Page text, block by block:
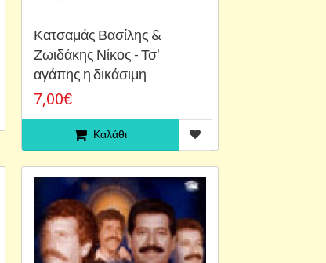
Κατσαμάς Βασίλης &
Ζωιδάκης Νίκος - Τσ'
αγάπης η δικάσιμη
7,00€
Καλάθι